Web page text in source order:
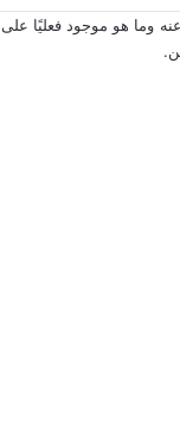
ولهذا أعددنا لك دليلًا